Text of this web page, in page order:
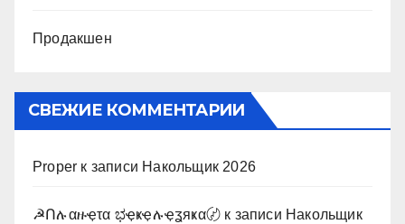
Продакшен
СВЕЖИЕ КОММЕНТАРИИ
Proper к записи Накольщик 2026
☭Ոሉαዙҿτα ಭҿҝҿሉҿʓяҝα〄 к записи Накольщик